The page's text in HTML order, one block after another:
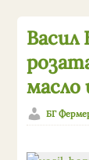
масло
БГ